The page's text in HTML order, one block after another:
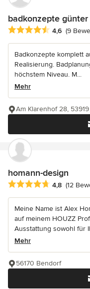
badkonzepte
Durchschnittliche
4,6 (9
Badkonzepte komplett
Realisierung.
höchstem Niveau. M...
Mehr
Am Klarenhof 28,
homann-design
Durchschnittliche
4,8 (12
Meine Name ist Alex
auf meinem HOUZZ
Ausstattung sowohl für
Mehr
56170 Bendorf